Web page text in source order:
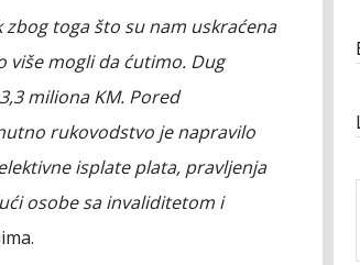
toga što su nam uskraćena
više mogli da ćutimo. Dug
miliona KM. Pored
rukovodstvo je napravilo
isplate plata, pravljenja
osobe sa invaliditetom i